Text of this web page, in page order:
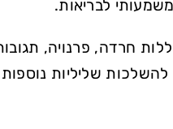
לבריאות.
חרדה, פרנויה,
שליליות